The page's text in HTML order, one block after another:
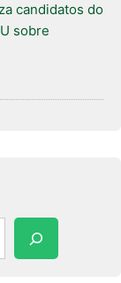
candidatos do
sobre